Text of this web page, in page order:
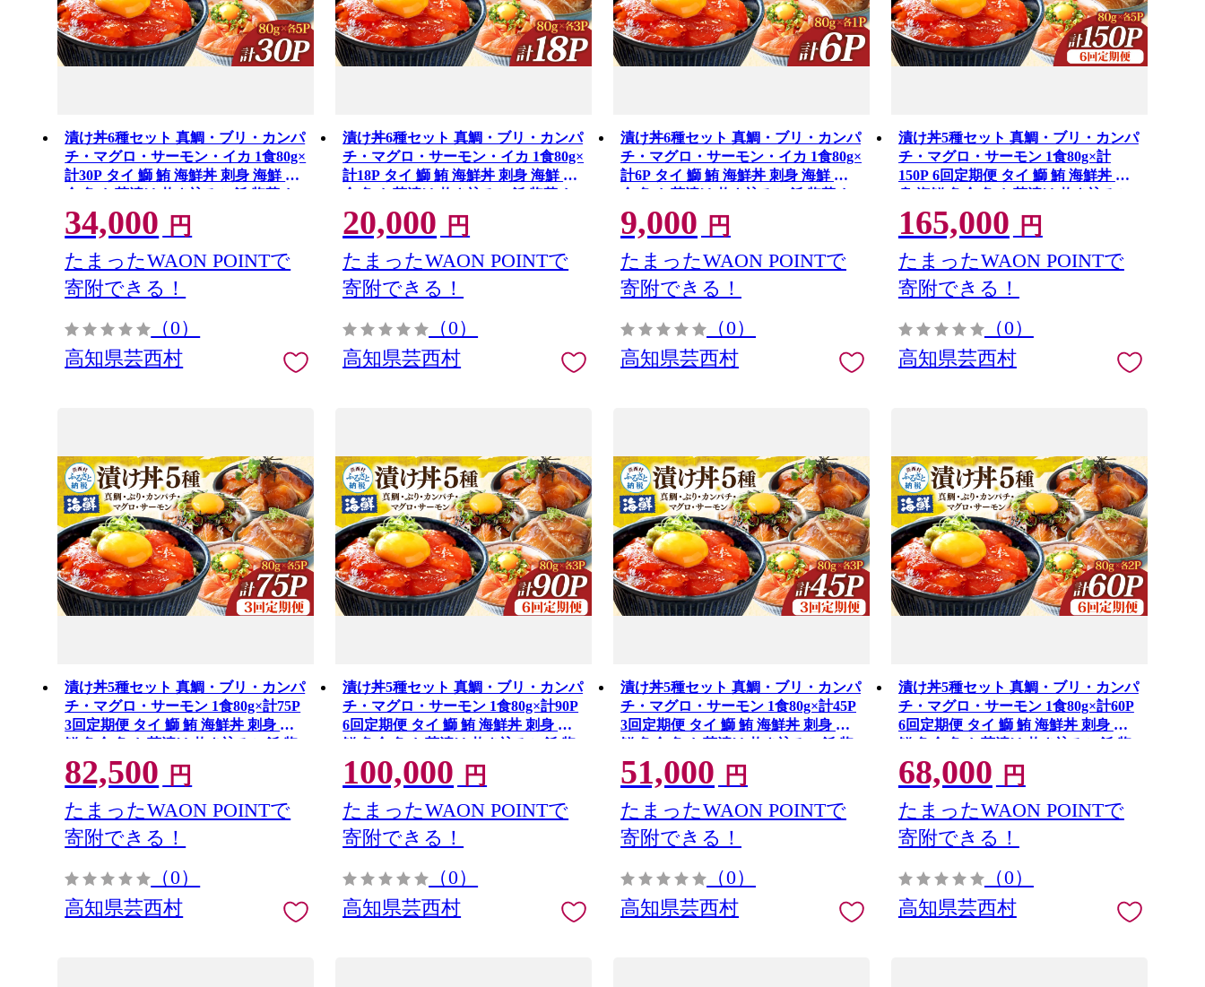
漬け丼6種セット 真鯛・ブリ・カンパ
チ・マグロ・サーモン・イカ 1食80g×
計30P タイ 鰤 鮪 海鮮丼 刺身 海鮮 魚
介 魚 お茶漬け 炊き込みご飯 惣菜 お
かず 冷凍 配送
34,000 円
たまったWAON POINTで
寄附できる！
（0）
高知県芸西村
漬け丼6種セット 真鯛・ブリ・カンパ
チ・マグロ・サーモン・イカ 1食80g×
計18P タイ 鰤 鮪 海鮮丼 刺身 海鮮 魚
介 魚 お茶漬け 炊き込みご飯 惣菜 お
かず 冷凍 配送
20,000 円
たまったWAON POINTで
寄附できる！
（0）
高知県芸西村
漬け丼6種セット 真鯛・ブリ・カンパ
チ・マグロ・サーモン・イカ 1食80g×
計6P タイ 鰤 鮪 海鮮丼 刺身 海鮮 魚
介 魚 お茶漬け 炊き込みご飯 惣菜 お
かず 冷凍 配送
9,000 円
たまったWAON POINTで
寄附できる！
（0）
高知県芸西村
漬け丼5種セット 真鯛・ブリ・カンパ
チ・マグロ・サーモン 1食80g×計
150P 6回定期便 タイ 鰤 鮪 海鮮丼 刺
身 海鮮 魚介 魚 お茶漬け 炊き込みご
飯 惣菜 おかず 冷凍 配送
165,000 円
たまったWAON POINTで
寄附できる！
（0）
高知県芸西村
漬け丼5種セット 真鯛・ブリ・カンパ
チ・マグロ・サーモン 1食80g×計75P
3回定期便 タイ 鰤 鮪 海鮮丼 刺身 海
鮮 魚介 魚 お茶漬け 炊き込みご飯 惣
菜 おかず 冷凍 配送
82,500 円
たまったWAON POINTで
寄附できる！
（0）
高知県芸西村
漬け丼5種セット 真鯛・ブリ・カンパ
チ・マグロ・サーモン 1食80g×計90P
6回定期便 タイ 鰤 鮪 海鮮丼 刺身 海
鮮 魚介 魚 お茶漬け 炊き込みご飯 惣
菜 おかず 冷凍 配送
100,000 円
たまったWAON POINTで
寄附できる！
（0）
高知県芸西村
漬け丼5種セット 真鯛・ブリ・カンパ
チ・マグロ・サーモン 1食80g×計45P
3回定期便 タイ 鰤 鮪 海鮮丼 刺身 海
鮮 魚介 魚 お茶漬け 炊き込みご飯 惣
菜 おかず 冷凍 配送
51,000 円
たまったWAON POINTで
寄附できる！
（0）
高知県芸西村
漬け丼5種セット 真鯛・ブリ・カンパ
チ・マグロ・サーモン 1食80g×計60P
6回定期便 タイ 鰤 鮪 海鮮丼 刺身 海
鮮 魚介 魚 お茶漬け 炊き込みご飯 惣
菜 おかず 冷凍 配送
68,000 円
たまったWAON POINTで
寄附できる！
（0）
高知県芸西村